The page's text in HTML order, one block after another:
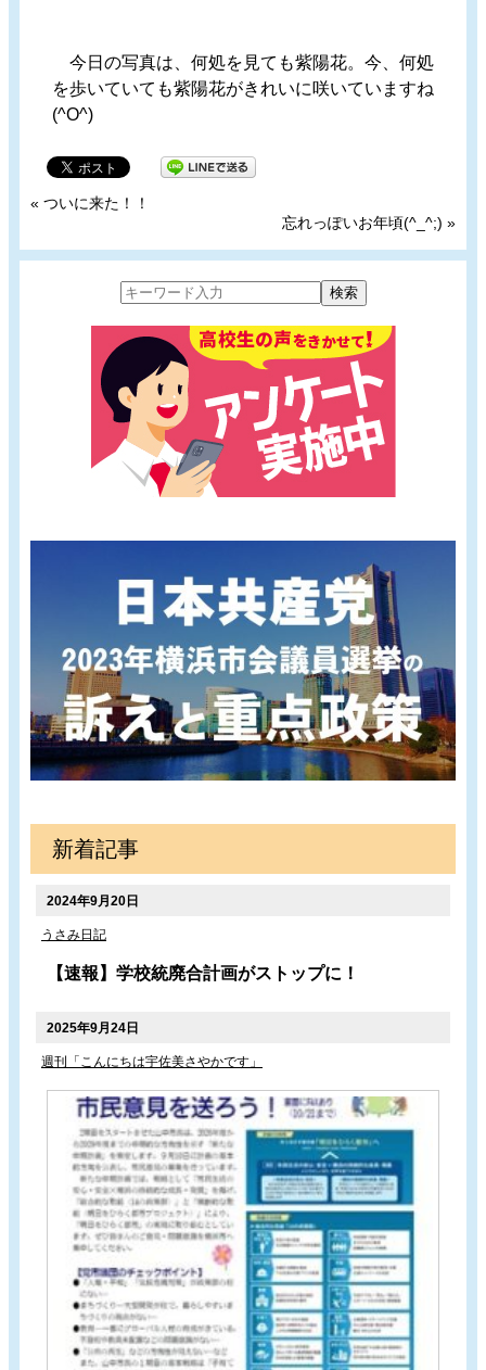
今日の写真は、何処を見ても紫陽花。今、何処
を歩いていても紫陽花がきれいに咲いていますね
(^O^)
« ついに来た！！
忘れっぽいお年頃(^_^;) »
新着記事
2024年9月20日
うさみ日記
【速報】学校統廃合計画がストップに！
2025年9月24日
週刊「こんにちは宇佐美さやかです」